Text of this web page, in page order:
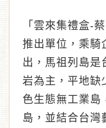
「雲來集禮盒-
推出單位，乘騎
出，馬祖列島是
岩為主，平地缺
色生態無工業島
島，並結合台灣